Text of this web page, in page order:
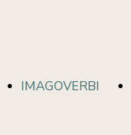
IMAGOVERBI